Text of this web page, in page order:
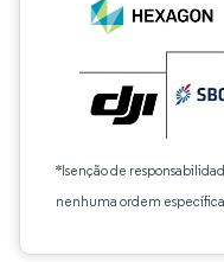
*Isenção de
nenhuma ordem específica